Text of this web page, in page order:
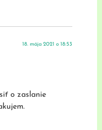
18. mája 2021 o 18:53
o zaslanie